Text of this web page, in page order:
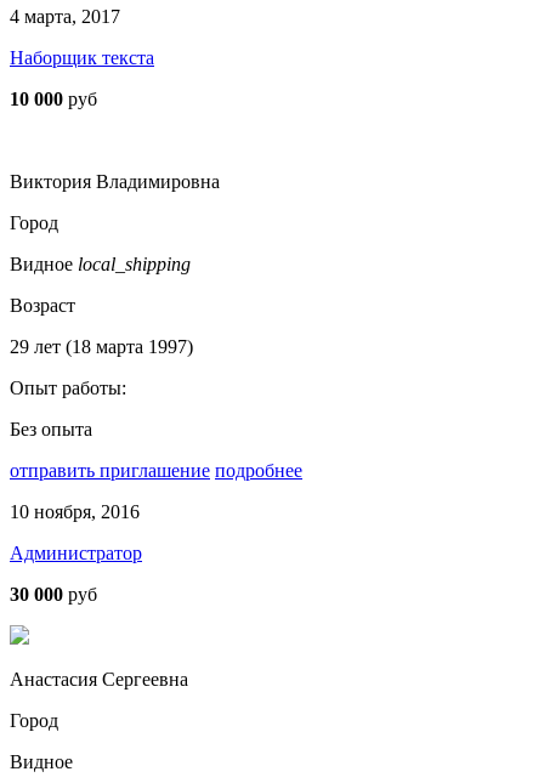
4 марта, 2017
Наборщик текста
10 000 руб
Виктория Владимировна
Город
Видное local_shipping
Возраст
29 лет (18 марта 1997)
Опыт работы:
Без опыта
отправить приглашение подробнее
10 ноября, 2016
Администратор
30 000 руб
Анастасия Сергеевна
Город
Видное